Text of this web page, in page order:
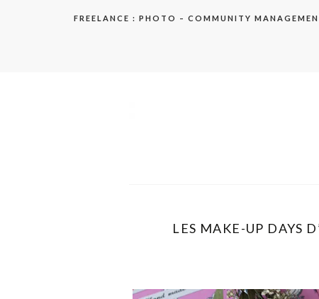
FREELANCE : PHOTO – COMMUNITY
LES MAKE-UP DAYS